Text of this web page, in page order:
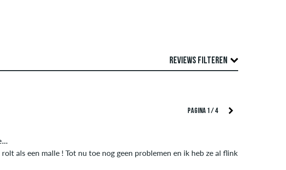
wetgeving of auteursrechten schenden en die spam en
zien aan het groene vinkje naast de naam met de woorden
Voor beoordelingen zonder een groen vinkje kunnen we niet
REVIEWS FILTEREN
PAGINA 1 / 4
als een malle ! Tot nu toe nog geen problemen en ik heb ze al flink